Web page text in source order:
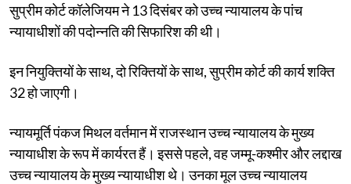
सुप्रीम कोर्ट कॉलेजियम ने 13 दिसंबर को उच्च न्यायालय के पांच
न्यायाधीशों की पदोन्नति की सिफारिश की थी।
इन नियुक्तियों के साथ, दो रिक्तियों के साथ, सुप्रीम कोर्ट की कार्य शक्ति
32 हो जाएगी।
न्यायमूर्ति पंकज मिथल वर्तमान में राजस्थान उच्च न्यायालय के मुख्य
न्यायाधीश के रूप में कार्यरत हैं। इससे पहले, वह जम्मू-कश्मीर और लद्दाख
उच्च न्यायालय के मुख्य न्यायाधीश थे। उनका मूल उच्च न्यायालय